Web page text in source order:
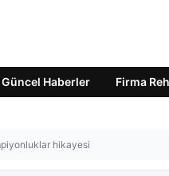
Güncel Haberler Firma
hikayesi